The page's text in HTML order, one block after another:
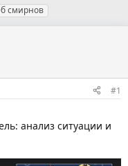
смирнов
#1
анализ ситуации и